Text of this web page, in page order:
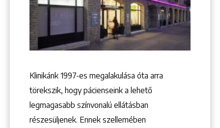
+36 1 222 7250
+36 1 222 9150
1148 Budapest, Örs vezér tere 2.
Klinikánk 1997-­es megalakulása óta arra
törekszik, hogy pácienseink a lehető
legmagasabb színvonalú ellátásban
részesüljenek. Ennek szellemében